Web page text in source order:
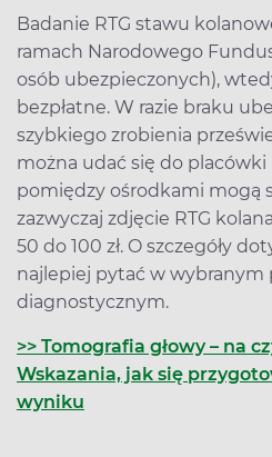
Badanie RTG stawu
ramach Narodowego
osób ubezpieczonych),
bezpłatne. W razie braku
szybkiego zrobienia
można udać się do
pomiędzy ośrodkami mogą
zazwyczaj zdjęcie RTG
50 do 100 zł. O szczegóły
najlepiej pytać w wybranym
diagnostycznym.
>> Tomografia głowy – na
Wskazania, jak się
wyniku